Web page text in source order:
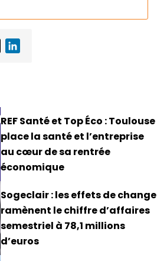
REF Santé et Top Éco : Toulouse
place la santé et l’entreprise
au cœur de sa rentrée
économique
Sogeclair : les effets de change
ramènent le chiffre d’affaires
semestriel à 78,1 millions
d’euros